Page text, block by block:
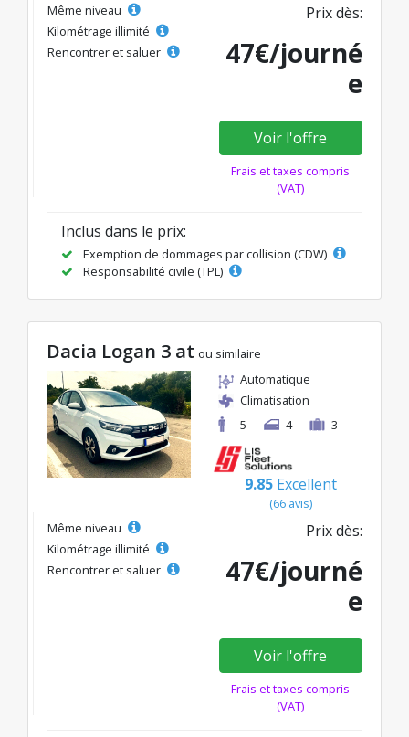
Même niveau
Kilométrage illimité
Rencontrer et saluer
Prix dès:
47€/journé
e
Voir l'offre
Frais et taxes compris
(VAT)
Inclus dans le prix:
Exemption de dommages par collision (CDW)
Responsabilité civile (TPL)
Dacia Logan 3 at ou similaire
Automatique
Climatisation
5
4 3
9.85 Excellent
(66 avis)
Même niveau
Kilométrage illimité
Rencontrer et saluer
Prix dès:
47€/journé
e
Voir l'offre
Frais et taxes compris
(VAT)